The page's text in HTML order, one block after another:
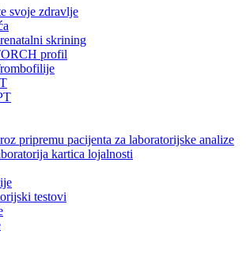
svoje zdravlje
skrining
profil
pripremu pacijenta za laboratorijske analize
kartica lojalnosti
testovi